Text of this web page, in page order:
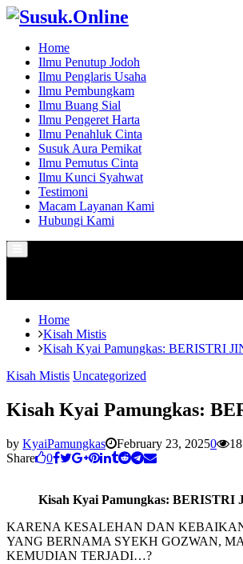
Home
Ilmu Penutup Jodoh
Ilmu Penglaris Usaha
Ilmu Pembungkam
Ilmu Buang Sial
Ilmu Pengeret Harta
Ilmu Penahluk Cinta
Susuk Aura Pemikat
Ilmu Pemutus Cinta
Ilmu Kunci Syahwat
Testimoni
Macam Layanan Kami
Hubungi Kami
Menu
Home
Kisah Mistis
Kisah Kyai Pamungkas: BERISTRI
Kisah Mistis Uncategorized
Kisah Kyai Pamungkas:
by KyaiPamungkas February 23, 20250
Share
0
Kisah Kyai Pamungkas:
KARENA KESALEHAN DAN
YANG BERNAMA SYEKH GOZWAN,
KEMUDIAN TERJADI…?